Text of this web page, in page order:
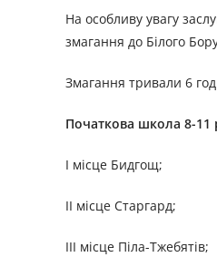
На особливу увагу
змагання до Білого
Змагання тривали 6
Початкова школа 8-11
I місце Бидгощ;
II місце Старгард;
III місце Піла-Тжебятів;